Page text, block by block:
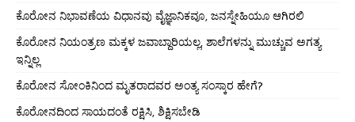
ಕೊರೋನ ನಿಭಾವಣೆಯ ವಿಧಾನವು ವೈಜ್ಞಾನಿಕವೂ, ಜನಸ್ನೇಹಿಯೂ ಆಗಿರಲಿ
ಕೊರೋನ ನಿಯಂತ್ರಣ ಮಕ್ಕಳ ಜವಾಬ್ದಾರಿಯಲ್ಲ, ಶಾಲೆಗಳನ್ನು ಮುಚ್ಚುವ ಅಗತ್ಯ
ಇನ್ನಿಲ್ಲ
ಕೊರೋನ ಸೋಂಕಿನಿಂದ ಮೃತರಾದವರ ಅಂತ್ಯ ಸಂಸ್ಕಾರ ಹೇಗೆ?
ಕೊರೋನದಿಂದ ಸಾಯದಂತೆ ರಕ್ಷಿಸಿ, ಶಿಕ್ಷಿಸಬೇಡಿ